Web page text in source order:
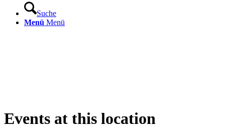
Suche
Menü Menü
Events at this location